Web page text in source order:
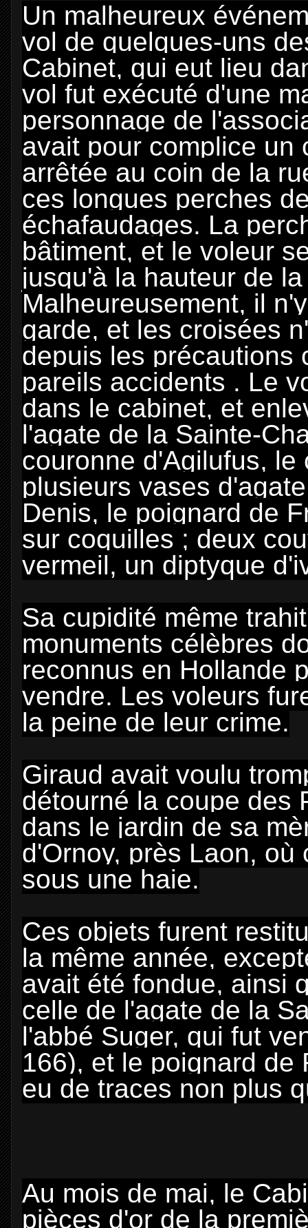
Un malheureux
vol de quelques-uns
Cabinet, qui eut lieu
vol fut exécuté d'une
personnage de
avait pour complice un
arrêtée au coin de la
ces longues perches
échafaudages. La
bâtiment, et le voleur
jusqu'à la hauteur de
Malheureusement, il
garde, et les croisées
depuis les précautions
pareils accidents . Le
dans le cabinet, et
l'agate de la Sainte-
couronne d'Agilufus,
plusieurs vases
Denis, le poignard de
sur coquilles ; deux
vermeil, un diptyque
Sa cupidité même
monuments célèbres
reconnus en Hollande
vendre. Les voleurs
la peine de leur crime.
Giraud avait voulu
détourné la coupe des
dans le jardin de sa
d'Ornoy, près Laon,
sous une haie.
Ces objets furent
la même année,
avait été fondue, ainsi
celle de l'agate de la
l'abbé Suger, qui fut
166), et le poignard de
eu de traces non plus
Au mois de mai, le
pièces d'or de la